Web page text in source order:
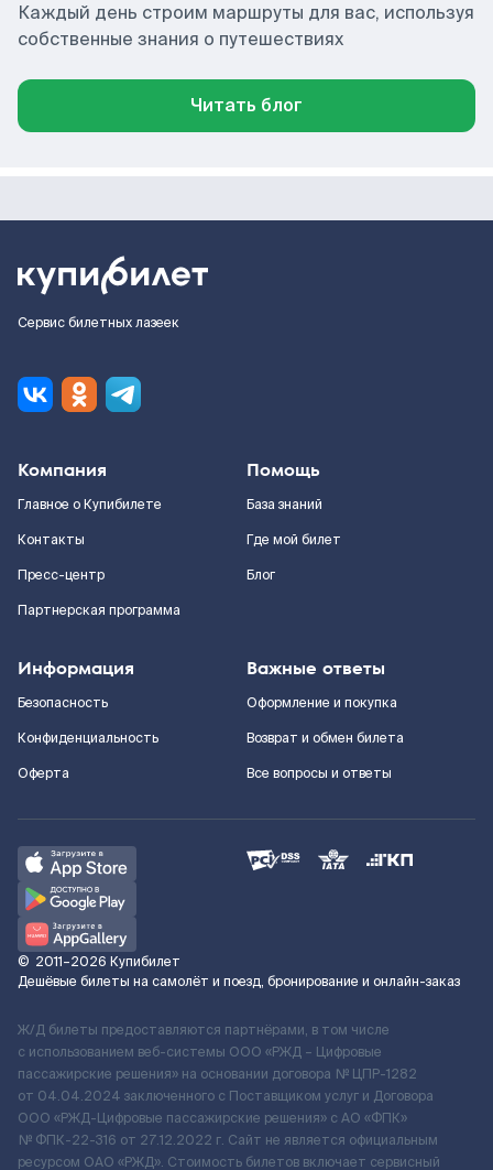
Каждый день строим маршруты для вас, используя
собственные знания о путешествиях
Читать блог
Сервис билетных лазеек
Компания
Главное о Купибилете
Контакты
Пресс-центр
Партнерская программа
Помощь
База знаний
Где мой билет
Блог
Информация
Безопасность
Конфиденциальность
Оферта
Важные ответы
Оформление и покупка
Возврат и обмен билета
Все вопросы и ответы
© 2011–2026 Купибилет
Дешёвые билеты на самолёт и поезд, бронирование и онлайн-заказ
Ж/Д билеты предоставляются партнёрами, в том числе
с использованием веб-системы ООО «РЖД – Цифровые
пассажирские решения» на основании договора № ЦПР-1282
от 04.04.2024 заключенного с Поставщиком услуг и Договора
ООО «РЖД-Цифровые пассажирские решения» c АО «ФПК»
№ ФПК-22-316 от 27.12.2022 г. Сайт не является официальным
ресурсом ОАО «РЖД». Стоимость билетов включает сервисный